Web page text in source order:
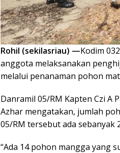
Rohil (sekilasriau) —Kodim
anggota melaksanakan
melalui penanaman pohon
Danramil 05/RM Kapten Czi A
Azhar mengatakan, jumlah
05/RM tersebut ada sebanyak
“Ada 14 pohon mangga yang